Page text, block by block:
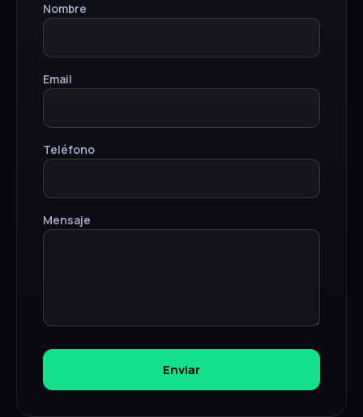
Nombre
Email
Teléfono
Mensaje
Enviar